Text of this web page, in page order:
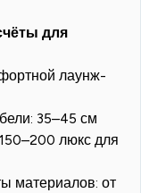
для
лаунж-
35–45 см
люкс для
материалов: от